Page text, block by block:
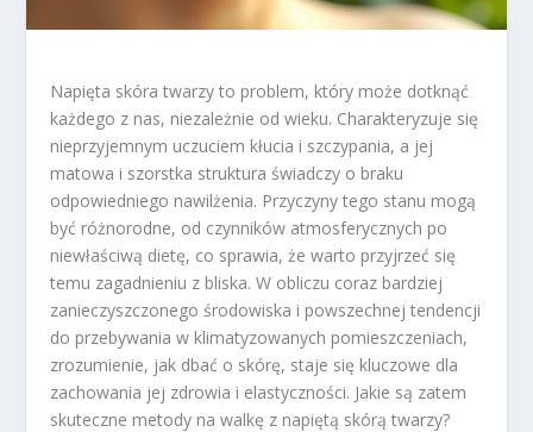
Napięta skóra twarzy to problem, który może dotknąć
każdego z nas, niezależnie od wieku. Charakteryzuje się
nieprzyjemnym uczuciem kłucia i szczypania, a jej
matowa i szorstka struktura świadczy o braku
odpowiedniego nawilżenia. Przyczyny tego stanu mogą
być różnorodne, od czynników atmosferycznych po
niewłaściwą dietę, co sprawia, że warto przyjrzeć się
temu zagadnieniu z bliska. W obliczu coraz bardziej
zanieczyszczonego środowiska i powszechnej tendencji
do przebywania w klimatyzowanych pomieszczeniach,
zrozumienie, jak dbać o skórę, staje się kluczowe dla
zachowania jej zdrowia i elastyczności. Jakie są zatem
skuteczne metody na walkę z napiętą skórą twarzy?